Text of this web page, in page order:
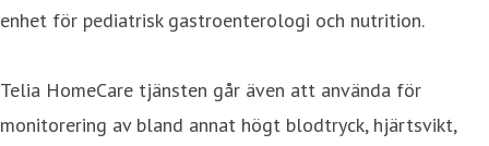
enhet för pediatrisk gastroenterologi och nutrition.
Telia HomeCare tjänsten går även att använda för
monitorering av bland annat högt blodtryck, hjärtsvikt,